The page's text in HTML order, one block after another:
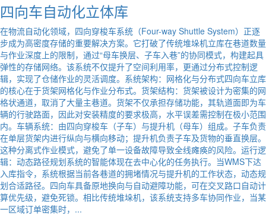
四向车自动化立体库
在物流自动化领域，四向穿梭车系统（Four-way Shuttle System）正逐
步成为高密度存储的重要解决方案。它打破了传统堆垛机立库在巷道数量
与作业深度上的限制，通过“母车换层、子车入巷”的协同模式，构建起具
弹性的存储网络。该系统不仅提升了空间利用率，更通过分布式控制逻
辑，实现了仓储作业的灵活调度。系统架构：网格化与分布式四向车立库
的核心在于货架网格化与作业分布式。货架结构：货架被设计为密集的网
格状通道，取消了大量主巷道。货架不仅承担存储功能，其轨道面即为车
辆的行驶路面，因此对安装精度的要求极高，水平误差需控制在极小范围
内。车辆系统：由四向穿梭车（子车）与提升机（母车）组成。子车负责
在单层货架内进行纵向与横向移动；提升机负责子车及货物的垂直换层。
这种分离式作业模式，避免了单一设备故障导致全线瘫痪的风险。运行逻
辑：动态路径规划系统的智能体现在去中心化的任务执行。当WMS下达
入库指令，系统根据当前各巷道的拥堵情况与提升机的工作状态，动态规
划合适路径。四向车具备原地换向与自动避障功能，可在交叉路口自动计
算优先级，避免死锁。相比传统堆垛机，该系统支持多车协同作业，当某
一区域订单密集时，...